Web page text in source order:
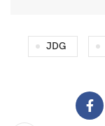
JDG